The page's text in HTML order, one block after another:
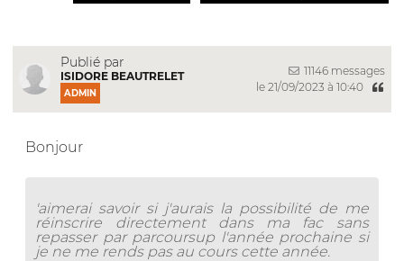
Publié par
ISIDORE BEAUTRELET
ADMIN
11146 messages
le 21/09/2023 à 10:40
Bonjour
'aimerai savoir si j'aurais la possibilité de me
réinscrire directement dans ma fac sans
repasser par parcoursup l'année prochaine si
je ne me rends pas au cours cette année.